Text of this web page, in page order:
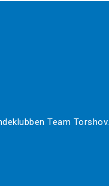
Team Torshov.